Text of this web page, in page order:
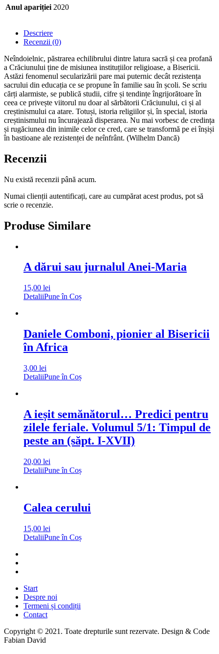
Anul apariției 2020
Descriere
Recenzii (0)
Neîndoielnic, păstrarea echilibrului dintre latura sacră și cea profană
a Crăciunului ține de misiunea instituțiilor religioase, a Bisericii.
Astăzi fenomenul secularizării pare mai puternic decât rezistența
sacrului din educația ce se propune în familie sau în școli. Se scriu
cărți alarmiste, se publică studii, cifre și tendințe îngrijorătoare în
ceea ce privește viitorul nu doar al sărbătorii Crăciunului, ci și al
creștinismului ca atare. Totuși, istoria religiilor și, în special, istoria
creștinismului nu încurajează disperarea. Nu mai vorbesc de credința
și rugăciunea din inimile celor ce cred, care se transformă pe ei înșiși
în bastioane ale rezistenței de neînfrânt. (Wilhelm Dancă)
Recenzii
Nu există recenzii până acum.
Numai clienții autentificați, care au cumpărat acest produs, pot să
scrie o recenzie.
Produse Similare
A dărui sau jurnalul Anei-Maria
15,00 lei
DetaliiPune în Coș
Daniele Comboni, pionier al Bisericii
în Africa
3,00 lei
DetaliiPune în Coș
A ieșit semănătorul… Predici pentru
zilele feriale. Volumul 5/1: Timpul de
peste an (săpt. I-XVII)
20,00 lei
DetaliiPune în Coș
Calea cerului
15,00 lei
DetaliiPune în Coș
Start
Despre noi
Termeni și condiții
Contact
Copyright © 2021. Toate drepturile sunt rezervate. Design & Code
Fabian David